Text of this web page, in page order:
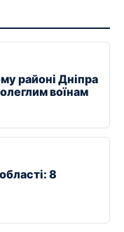
районі Дніпра
воїнам
8